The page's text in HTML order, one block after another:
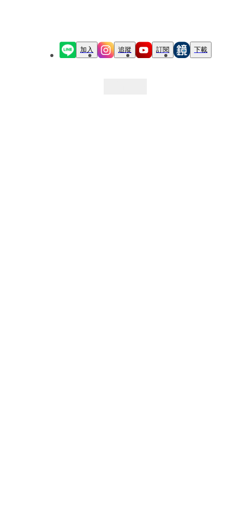
加入 追蹤 訂閱 下載